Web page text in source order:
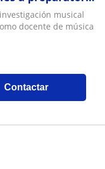
musical
docente de música
Contactar